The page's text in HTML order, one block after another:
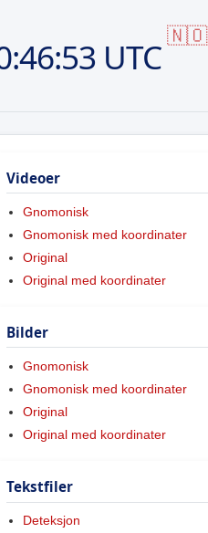
🇳🇴
UTC
Videoer
Gnomonisk
Gnomonisk med koordinater
Original
Original med koordinater
Bilder
Gnomonisk
Gnomonisk med koordinater
Original
Original med koordinater
Tekstfiler
Deteksjon